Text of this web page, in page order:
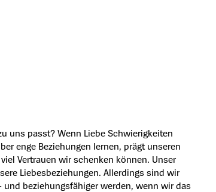
uns passt? Wenn Liebe Schwierigkeiten
enge Beziehungen lernen, prägt unseren
Vertrauen wir schenken können. Unser
Liebesbeziehungen. Allerdings sind wir
beziehungsfähiger werden, wenn wir das